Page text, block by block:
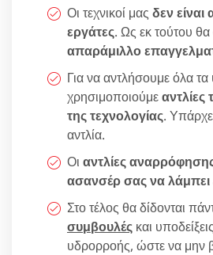
Οι τεχνικοί μας δεν είναι
εργάτες. Ως εκ τούτου
απαράμιλλο
Για να αντλήσουμε όλα τα
χρησιμοποιούμεαντλίες
της τεχνολογίας.
αντλία.
Οι αντλίες
ασανσέρ σας να λάμπει
Στο τέλος θα δίδονται
συμβουλές και
υδρορροής, ώστε να μην